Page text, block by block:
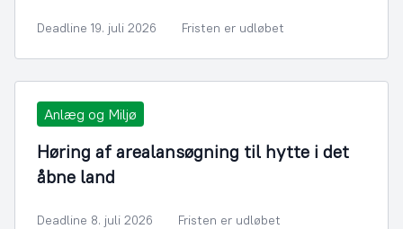
Deadline 19. juli 2026 Fristen er udløbet
Anlæg og Miljø
Høring af arealansøgning til hytte i det
åbne land
Deadline 8. juli 2026 Fristen er udløbet